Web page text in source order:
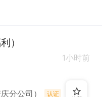
）
1小时前
分公司） 认证